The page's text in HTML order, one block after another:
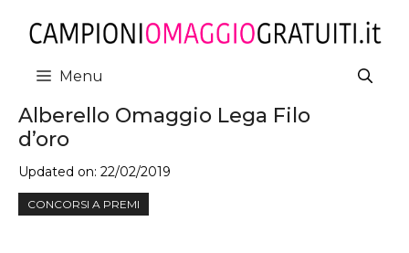
contenuto
Menu
Alberello Omaggio Lega Filo
d’oro
Updated on: 22/02/2019
CONCORSI A PREMI